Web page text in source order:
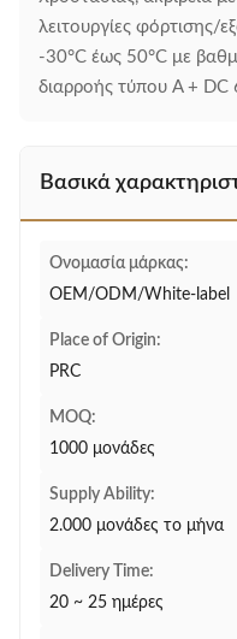
λειτουργίες φόρτισης/
-30°C έως 50°C με
διαρροής τύπου A + DC
Βασικά
Ονομασία μάρκας:
OEM/ODM/White-label
Place of Origin:
PRC
MOQ:
1000 μονάδες
Supply Ability:
2.000 μονάδες το μήνα
Delivery Time:
20 ~ 25 ημέρες